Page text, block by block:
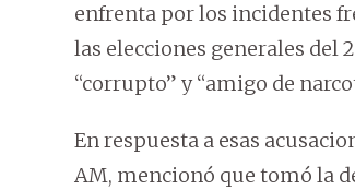
enfrenta por los incidentes
las elecciones generales del
“corrupto” y “amigo de
En respuesta a esas
AM, mencionó que tomó la